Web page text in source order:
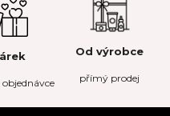
objednávce
Od výrobce
přímý prodej